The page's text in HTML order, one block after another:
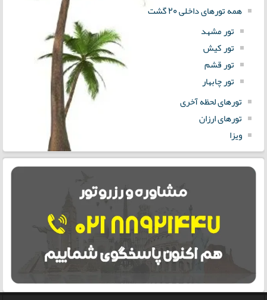
همه تورهای داخلی 20 گشت
تور مشهد
تور کیش
تور قشم
تور چابهار
تورهای لحظه آخری
تورهای ارزان
ویزا